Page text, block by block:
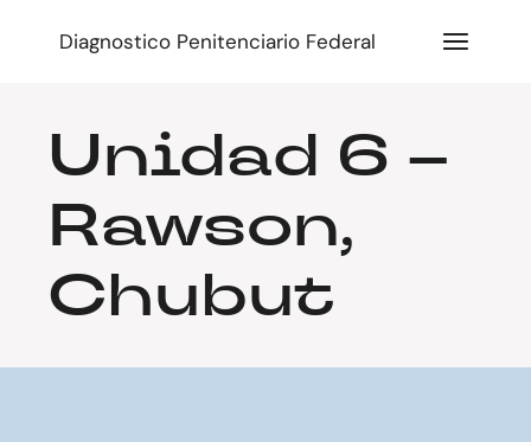
Diagnostico Penitenciario Federal
Unidad 6 –
Rawson,
Chubut